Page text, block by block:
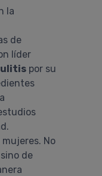
la
de
líder
por su
No
de